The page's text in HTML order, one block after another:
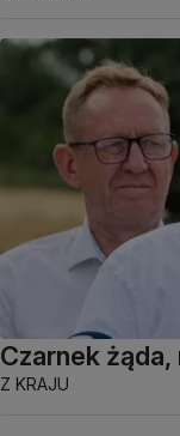
Czarnek
Z KRAJU